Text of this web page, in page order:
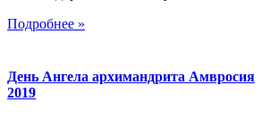
Подробнее »
День Ангела архимандрита Амвросия
2019